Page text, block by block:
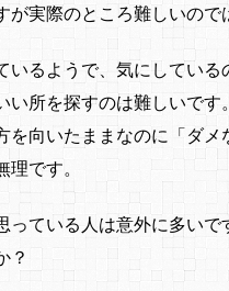
が実際のところ難しいので
いるようで、気にしてい
所を探すのは難しいです。
を向いたままなのに「ダ
です。
ている人は意外に多いで
？